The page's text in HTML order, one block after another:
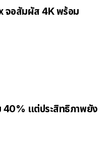
จอสัมผัส 4K พร้อม
40% แต่ประสิทธิภาพยัง